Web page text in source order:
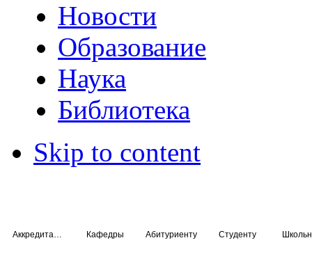
Новости
Образование
Наука
Библиотека
Skip to content
Кафедры Абитуриенту Студенту